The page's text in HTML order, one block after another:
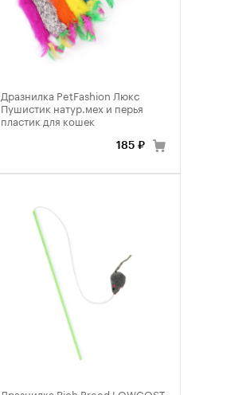
Дразнилка PetFashion Люкс
Пушистик натур.мех и перья
пластик для кошек
185 ₽